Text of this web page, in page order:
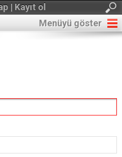
| Kayıt ol
Menüyü göster